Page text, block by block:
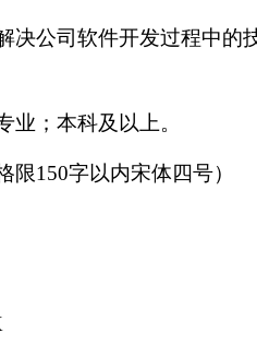
决公司软件开发过程中的
业；本科及以上。
限150字以内宋体四号）